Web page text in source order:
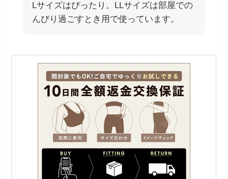
Lサイズはぴったり。LLサイズは部屋での
んびり過ごすとき用で使っています。